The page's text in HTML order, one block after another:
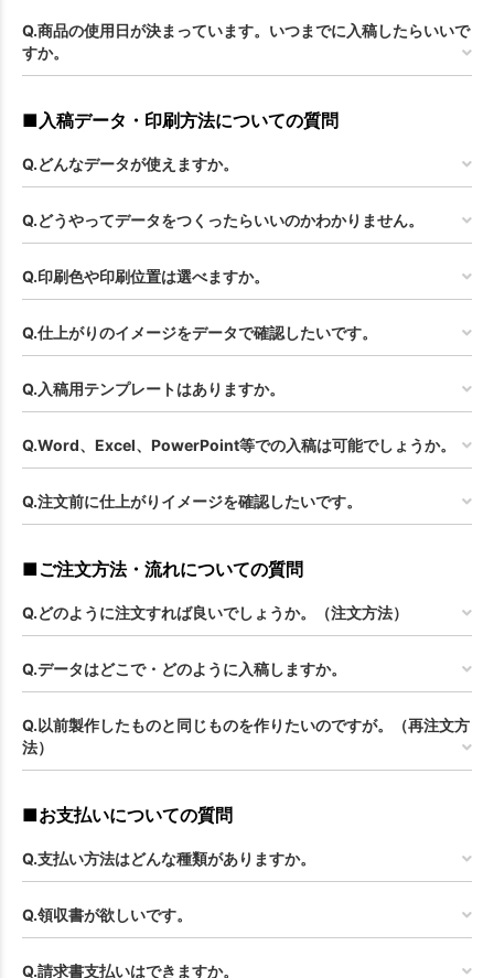
Q.商品の使用日が決まっています。いつまでに入稿したらいいで
すか。
■入稿データ・印刷方法についての質問
Q.どんなデータが使えますか。
Q.どうやってデータをつくったらいいのかわかりません。
Q.印刷色や印刷位置は選べますか。
Q.仕上がりのイメージをデータで確認したいです。
Q.入稿用テンプレートはありますか。
Q.Word、Excel、PowerPoint等での入稿は可能でしょうか。
Q.注文前に仕上がりイメージを確認したいです。
■ご注文方法・流れについての質問
Q.どのように注文すれば良いでしょうか。（注文方法）
Q.データはどこで・どのように入稿しますか。
Q.以前製作したものと同じものを作りたいのですが。（再注文方
法）
■お支払いについての質問
Q.支払い方法はどんな種類がありますか。
Q.領収書が欲しいです。
Q.請求書支払いはできますか。